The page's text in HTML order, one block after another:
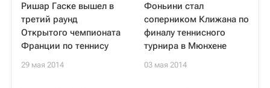
Ришар Гаске вышел в
третий раунд
Открытого чемпионата
Франции по теннису
29 мая 2014
Фоньини стал
соперником Клижана по
финалу теннисного
турнира в Мюнхене
03 мая 2014